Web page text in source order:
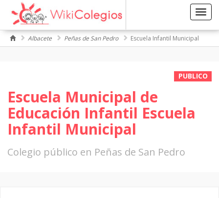
Albacete Peñas de San Pedro Escuela Infantil Municipal
PUBLICO
Escuela Municipal de
Educación Infantil Escuela
Infantil Municipal
Colegio público en Peñas de San Pedro